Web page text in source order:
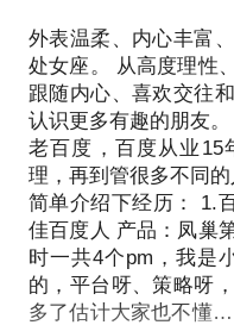
小朋友。
2.在职场中遇到了各
伴。
3.面临职场晋升，无法
4.寻求职业突破，想
转管理的同学。
话题内容——需要提前
达成的目标（我可以
形式，以下只是举例
1.老板不认可我，应该
外表温柔、内心丰富
处女座。 从高度理性
跟随内心、喜欢交往
认识更多有趣的朋友。
老百度，百度从业15
理，再到管很多不同的
简单介绍下经历： 1.
佳百度人 产品：凤巢
时一共4个pm，我是
的，平台呀、策略呀
多了估计大家也不懂